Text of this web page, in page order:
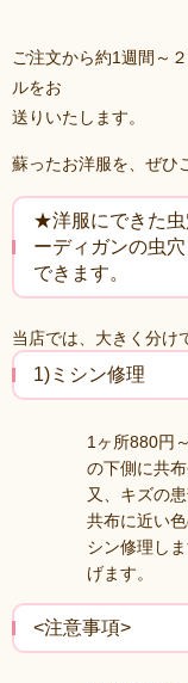
ご注文から約1週間～
ルをお
送りいたします。
蘇ったお洋服を、ぜひ
★洋服にできた虫
ーディガンの虫
できます。
当店では、大きく分け
1)ミシン修理
1ヶ所880円
の下側に共
又、キズの
共布に近い
シン修理し
げます。
<注意事項>